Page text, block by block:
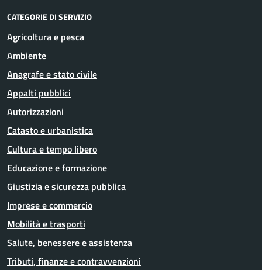
CATEGORIE DI SERVIZIO
Agricoltura e pesca
Ambiente
Anagrafe e stato civile
Appalti pubblici
Autorizzazioni
Catasto e urbanistica
Cultura e tempo libero
Educazione e formazione
Giustizia e sicurezza pubblica
Imprese e commercio
Mobilità e trasporti
Salute, benessere e assistenza
Tributi, finanze e contravvenzioni